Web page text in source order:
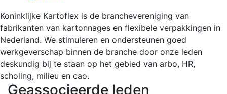
Koninklijke Kartoflex is de branchevereniging van
fabrikanten van kartonnages en flexibele verpakkingen in
Nederland. We stimuleren en ondersteunen goed
werkgeverschap binnen de branche door onze leden
deskundig bij te staan op het gebied van arbo, HR,
scholing, milieu en cao.
Geassocieerde leden